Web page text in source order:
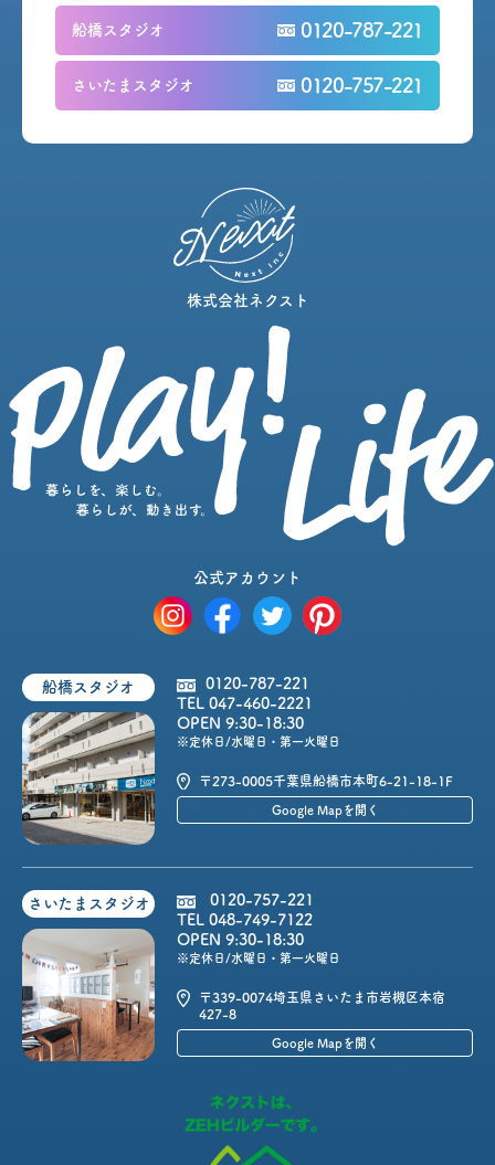
船橋スタジオ 0120-787-221
さいたまスタジオ 0120-757-221
株式会社ネクスト
公式アカウント
船橋スタジオ
0120-787-221
TEL 047-460-2221
OPEN 9:30-18:30
※定休日/水曜日・第一火曜日
〒273-0005千葉県船橋市本町6-21-18-1F
Google Mapを開く
さいたまスタジオ
0120-757-221
TEL 048-749-7122
OPEN 9:30-18:30
※定休日/水曜日・第一火曜日
〒339-0074埼玉県さいたま市岩槻区本宿
427-8
Google Mapを開く